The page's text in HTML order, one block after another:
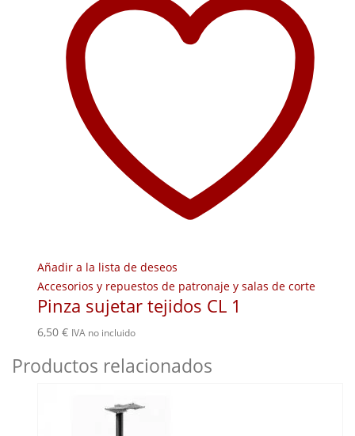
Añadir a la lista de deseos
Accesorios y repuestos de patronaje y salas de corte
Pinza sujetar tejidos CL 1
6,50 € IVA no incluido
Productos relacionados